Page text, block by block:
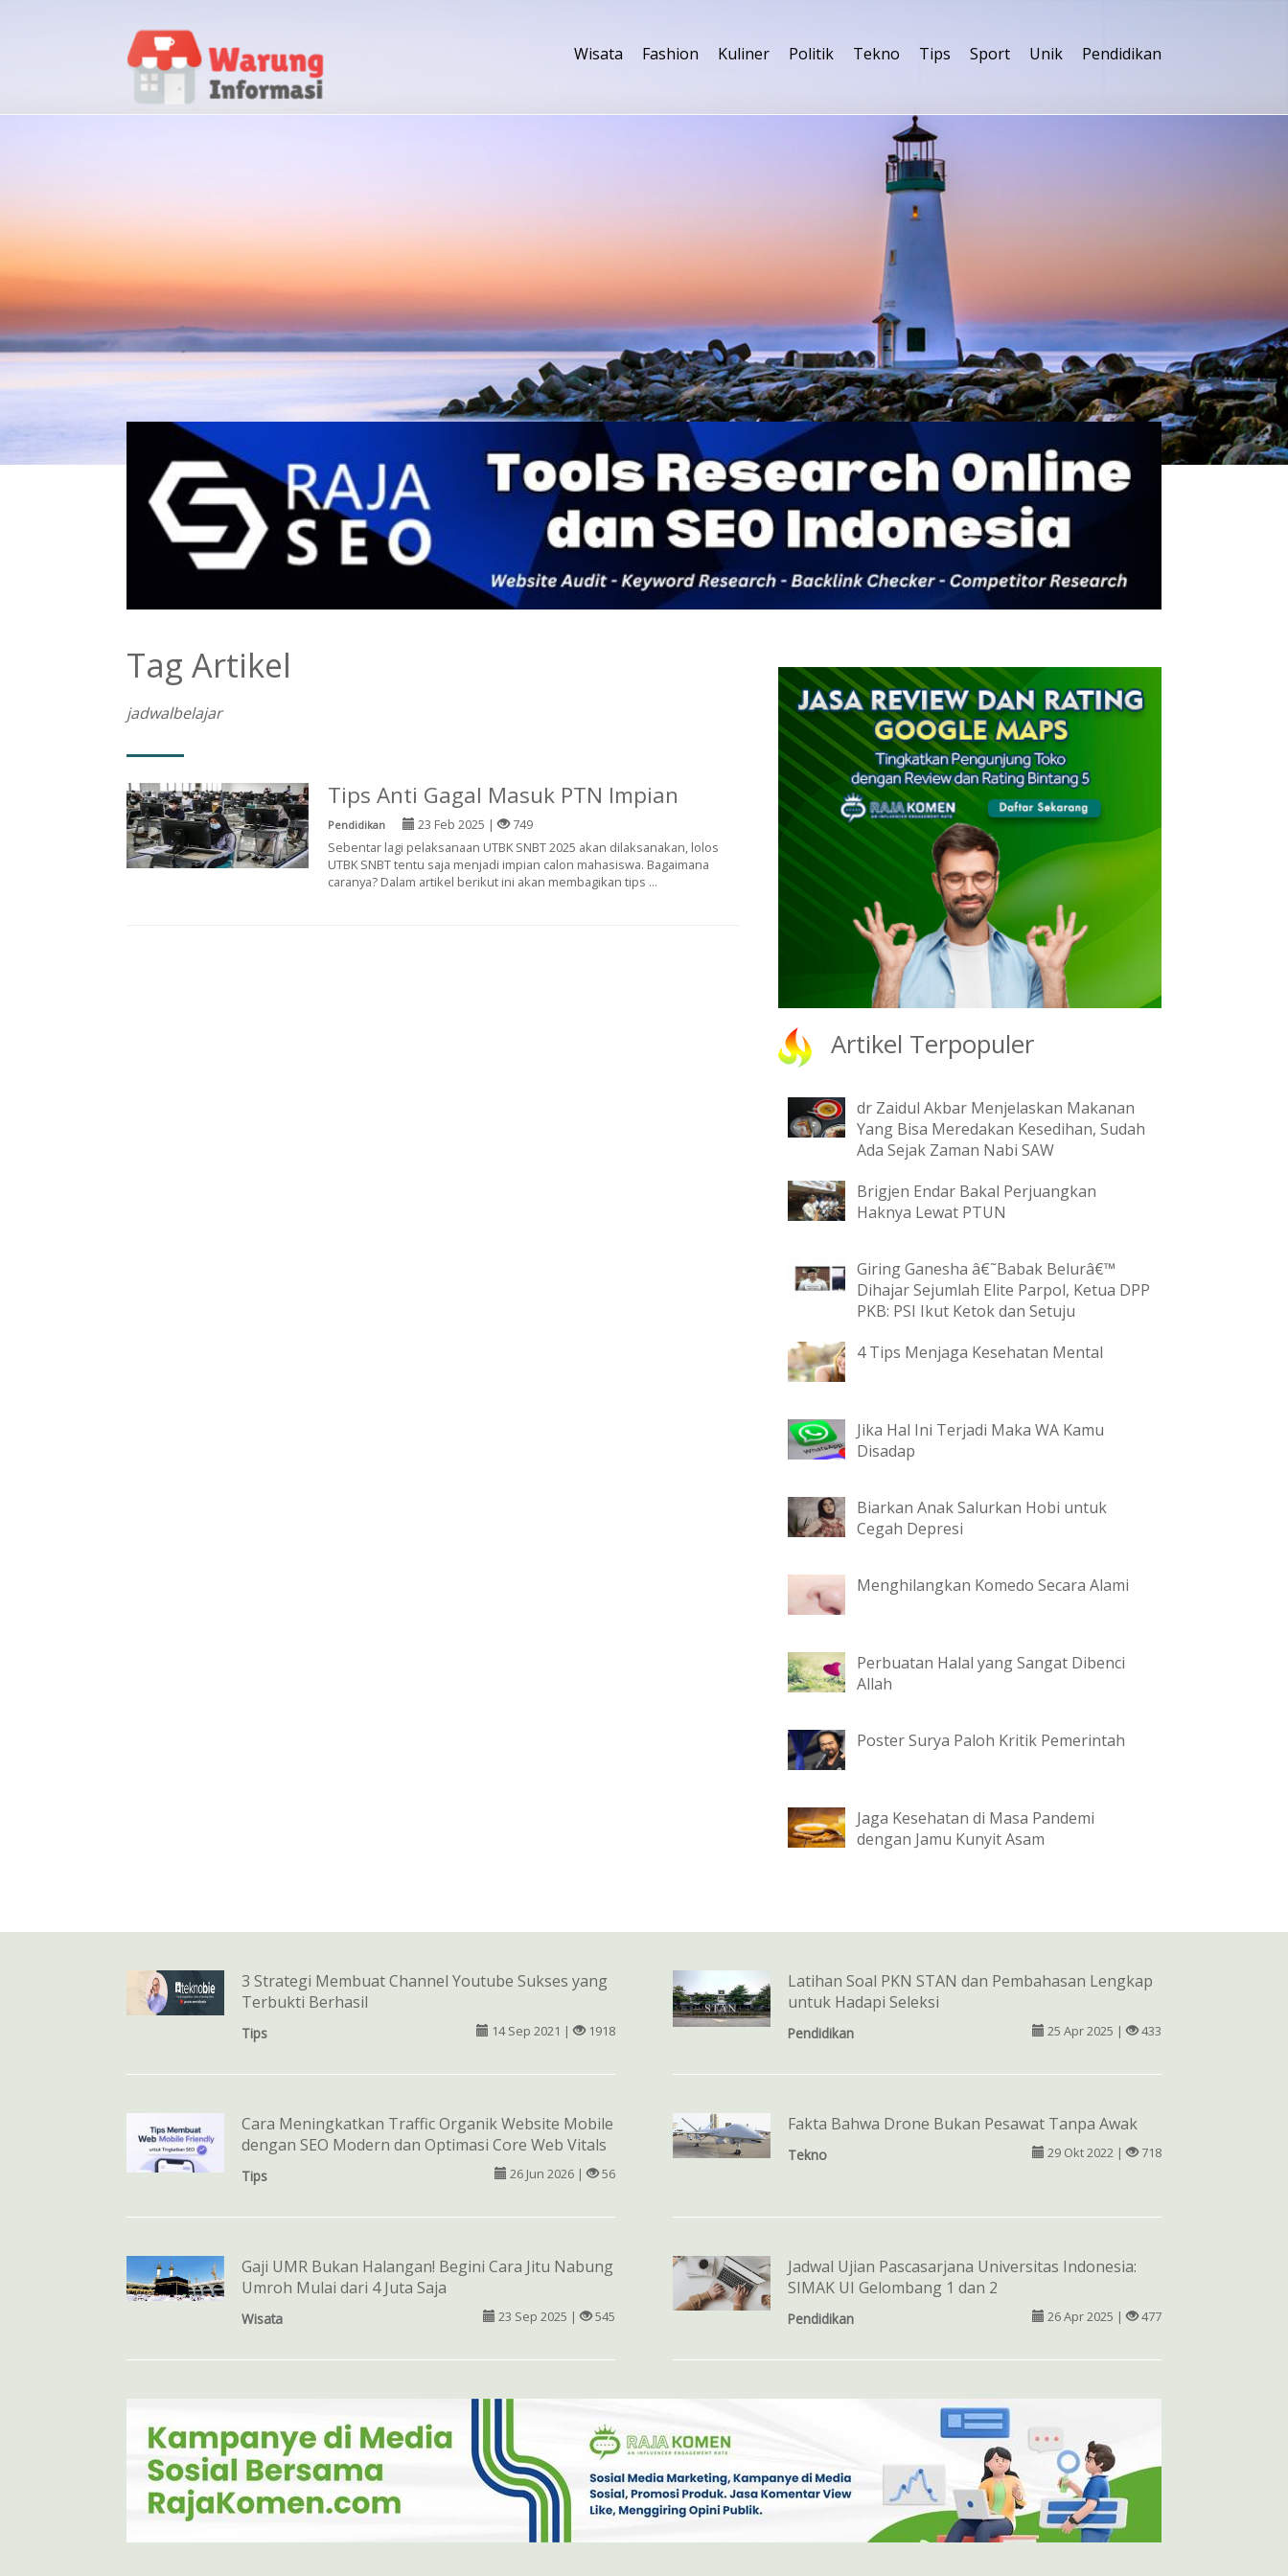
Wisata Fashion Kuliner Politik Tekno Tips Sport Unik Pendidikan
Tag Artikel
jadwalbelajar
Tips Anti Gagal Masuk PTN Impian
Pendidikan 23 Feb 2025 |
749
Sebentar lagi pelaksanaan UTBK SNBT 2025 akan dilaksanakan, lolos
UTBK SNBT tentu saja menjadi impian calon mahasiswa. Bagaimana
caranya? Dalam artikel berikut ini akan membagikan tips ...
Artikel Terpopuler
dr Zaidul Akbar Menjelaskan Makanan
Yang Bisa Meredakan Kesedihan, Sudah
Ada Sejak Zaman Nabi SAW
Brigjen Endar Bakal Perjuangkan
Haknya Lewat PTUN
Giring Ganesha â€˜Babak Belurâ€™
Dihajar Sejumlah Elite Parpol, Ketua DPP
PKB: PSI Ikut Ketok dan Setuju
4 Tips Menjaga Kesehatan Mental
Jika Hal Ini Terjadi Maka WA Kamu
Disadap
Biarkan Anak Salurkan Hobi untuk
Cegah Depresi
Menghilangkan Komedo Secara Alami
Perbuatan Halal yang Sangat Dibenci
Allah
Poster Surya Paloh Kritik Pemerintah
Jaga Kesehatan di Masa Pandemi
dengan Jamu Kunyit Asam
3 Strategi Membuat Channel Youtube Sukses yang
Terbukti Berhasil
Tips 14 Sep 2021 | 1918
Latihan Soal PKN STAN dan Pembahasan Lengkap
untuk Hadapi Seleksi
Pendidikan 25 Apr 2025 | 433
Cara Meningkatkan Traffic Organik Website Mobile
dengan SEO Modern dan Optimasi Core Web Vitals
Tips 26 Jun 2026 | 56
Fakta Bahwa Drone Bukan Pesawat Tanpa Awak
Tekno 29 Okt 2022 | 718
Gaji UMR Bukan Halangan! Begini Cara Jitu Nabung
Umroh Mulai dari 4 Juta Saja
Wisata 23 Sep 2025 | 545
Jadwal Ujian Pascasarjana Universitas Indonesia:
SIMAK UI Gelombang 1 dan 2
Pendidikan 26 Apr 2025 | 477